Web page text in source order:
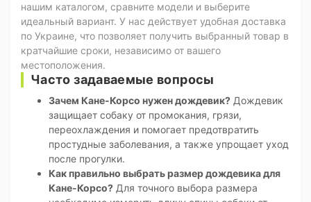
нашим каталогом, сравните модели и выберите
идеальный вариант. У нас действует удобная доставка
по Украине, что позволяет получить выбранный товар в
кратчайшие сроки, независимо от вашего
местоположения.
Часто задаваемые вопросы
Зачем Кане-Корсо нужен дождевик? Дождевик
защищает собаку от промокания, грязи,
переохлаждения и помогает предотвратить
простудные заболевания, а также упрощает уход
после прогулки.
Как правильно выбрать размер дождевика для
Кане-Корсо? Для точного выбора размера